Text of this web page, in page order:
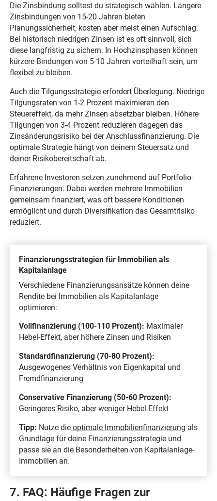
Die Zinsbindung solltest du strategisch wählen. Längere
Zinsbindungen von 15-20 Jahren bieten
Planungssicherheit, kosten aber meist einen Aufschlag.
Bei historisch niedrigen Zinsen ist es oft sinnvoll, sich
diese langfristig zu sichern. In Hochzinsphasen können
kürzere Bindungen von 5-10 Jahren vorteilhaft sein, um
flexibel zu bleiben.
Auch die Tilgungsstrategie erfordert Überlegung. Niedrige
Tilgungsraten von 1-2 Prozent maximieren den
Steuereffekt, da mehr Zinsen absetzbar bleiben. Höhere
Tilgungen von 3-4 Prozent reduzieren dagegen das
Zinsänderungsrisiko bei der Anschlussfinanzierung. Die
optimale Strategie hängt von deinem Steuersatz und
deiner Risikobereitschaft ab.
Erfahrene Investoren setzen zunehmend auf Portfolio-
Finanzierungen. Dabei werden mehrere Immobilien
gemeinsam finanziert, was oft bessere Konditionen
ermöglicht und durch Diversifikation das Gesamtrisiko
reduziert.
Finanzierungsstrategien für Immobilien als
Kapitalanlage
Verschiedene Finanzierungsansätze können deine
Rendite bei Immobilien als Kapitalanlage
optimieren:
Vollfinanzierung (100-110 Prozent): Maximaler
Hebel-Effekt, aber höhere Zinsen und Risiken
Standardfinanzierung (70-80 Prozent):
Ausgewogenes Verhältnis von Eigenkapital und
Fremdfinanzierung
Conservative Finanzierung (50-60 Prozent):
Geringeres Risiko, aber weniger Hebel-Effekt
Tipp: Nutze die optimale Immobilienfinanzierung als
Grundlage für deine Finanzierungsstrategie und
passe sie an die Besonderheiten von Kapitalanlage-
Immobilien an.
7. FAQ: Häufige Fragen zur